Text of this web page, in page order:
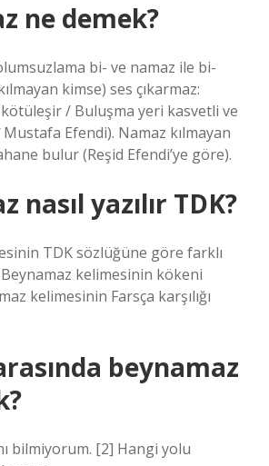
ne demek?
bі- ve namaz ile bі-
kimse) ses çıkarmaz:
/ Buluşma yeri kasvetli ve
Efendi). Namaz kılmayan
bulur (Reşid Efendi’ye göre).
nasıl yazılır TDK?
TDK sözlüğüne göre farklı
Beynamaz kelimesinin kökeni
kelimesinin Farsça karşılığı
beynamaz
bilmiyorum. [2] Hangi yolu